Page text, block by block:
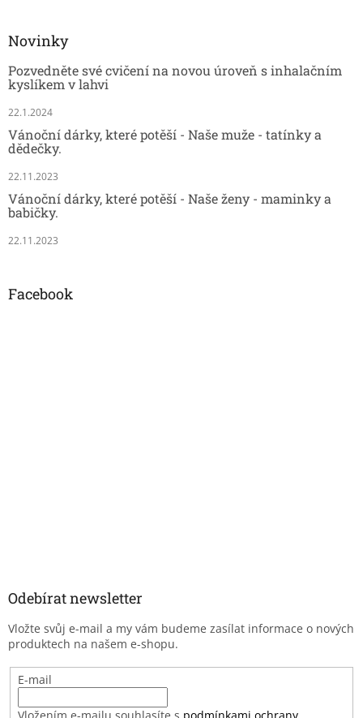
Novinky
Pozvedněte své cvičení na novou úroveň s inhalačním
kyslíkem v lahvi
22.1.2024
Vánoční dárky, které potěší - Naše muže - tatínky a
dědečky.
22.11.2023
Vánoční dárky, které potěší - Naše ženy - maminky a
babičky.
22.11.2023
Facebook
Odebírat newsletter
Vložte svůj e-mail a my vám budeme zasílat informace o nových
produktech na našem e-shopu.
E-mail